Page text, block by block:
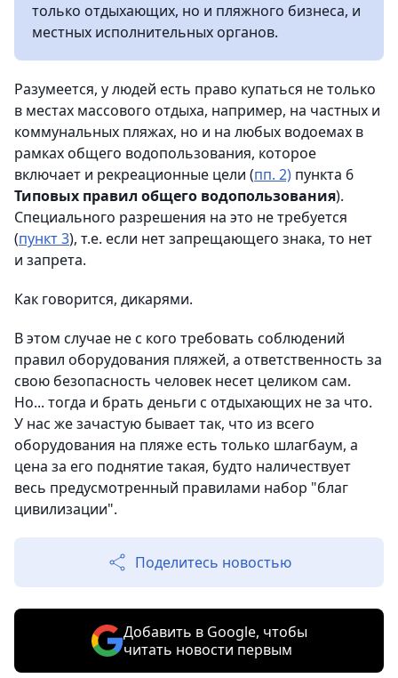
только отдыхающих, но и пляжного бизнеса, и
местных исполнительных органов.
Разумеется, у людей есть право купаться не только
в местах массового отдыха, например, на частных и
коммунальных пляжах, но и на любых водоемах в
рамках общего водопользования, которое
включает и рекреационные цели (пп. 2) пункта 6
Типовых правил общего водопользования).
Специального разрешения на это не требуется
(пункт 3), т.е. если нет запрещающего знака, то нет
и запрета.
Как говорится, дикарями.
В этом случае не с кого требовать соблюдений
правил оборудования пляжей, а ответственность за
свою безопасность человек несет целиком сам.
Но... тогда и брать деньги с отдыхающих не за что.
У нас же зачастую бывает так, что из всего
оборудования на пляже есть только шлагбаум, а
цена за его поднятие такая, будто наличествует
весь предусмотренный правилами набор "благ
цивилизации".
Поделитесь новостью
Добавить в Google, чтобы
читать новости первым